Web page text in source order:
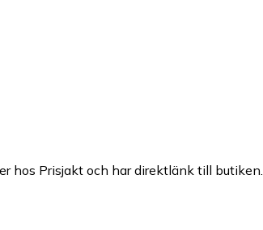
hos Prisjakt och har direktlänk till butiken.